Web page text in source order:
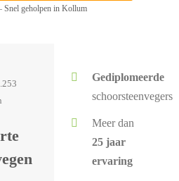
Snel geholpen in Kollum
Gediplomeerde
schoorsteenvegers
Meer dan
25 jaar
ervaring